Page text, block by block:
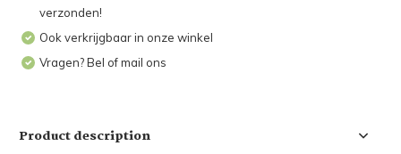
verzonden!
Ook verkrijgbaar in onze winkel
Vragen? Bel of mail ons
Product description